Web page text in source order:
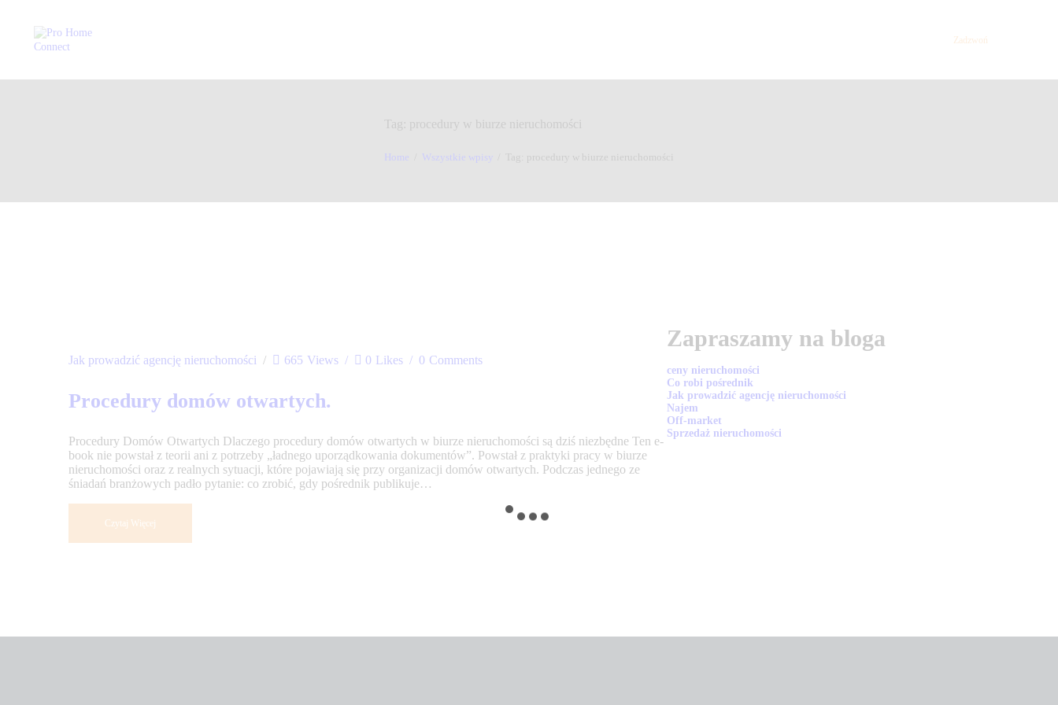
Zadzwoń
Tag: procedury w biurze nieruchomości
Home Wszystkie wpisy Tag: procedury w biurze nieruchomości
Kontakt
Jak prowadzić agencję nieruchomości 665 Views 0 Likes 0 Comments
Procedury domów otwartych.
Procedury Domów Otwartych Dlaczego procedury domów otwartych w biurze nieruchomości są dziś niezbędne Ten e-
book nie powstał z teorii ani z potrzeby „ładnego uporządkowania dokumentów”. Powstał z praktyki pracy w biurze
nieruchomości oraz z realnych sytuacji, które pojawiają się przy organizacji domów otwartych. Podczas jednego ze
śniadań branżowych padło pytanie: co zrobić, gdy pośrednik publikuje…
Czytaj Więcej
Zapraszamy na bloga
ceny nieruchomości
Co robi pośrednik
Jak prowadzić agencję nieruchomości
Najem
Off-market
Sprzedaż nieruchomości